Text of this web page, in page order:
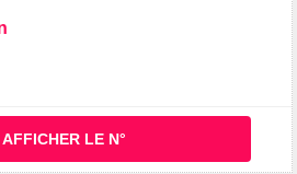
AFFICHER LE N°